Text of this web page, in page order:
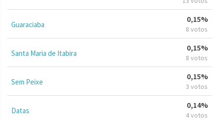
Guaraciaba
0,15%
8 votos
Santa Maria de Itabira
0,15%
8 votos
Sem Peixe
0,15%
3 votos
Datas
0,14%
4 votos